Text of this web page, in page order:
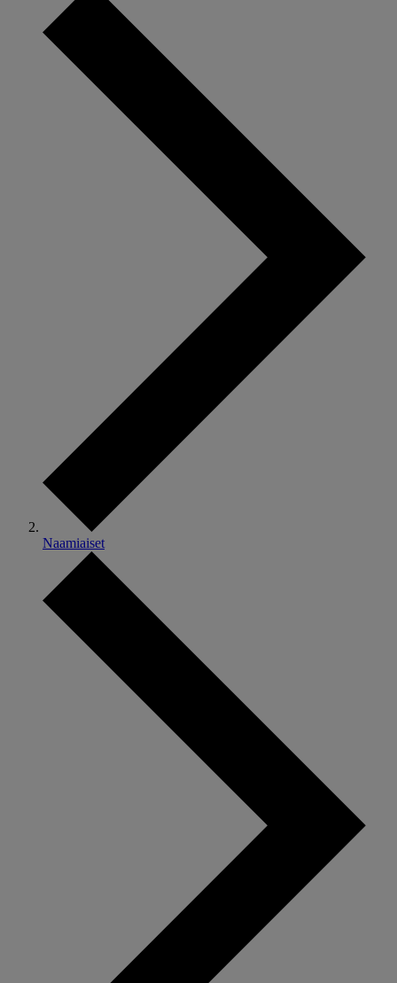
Naamiaiset